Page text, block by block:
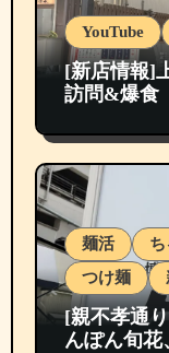
YouTube
[新店情報]
訪問&爆食
麺活
つけ麺
[親不孝通
んぽん旬花